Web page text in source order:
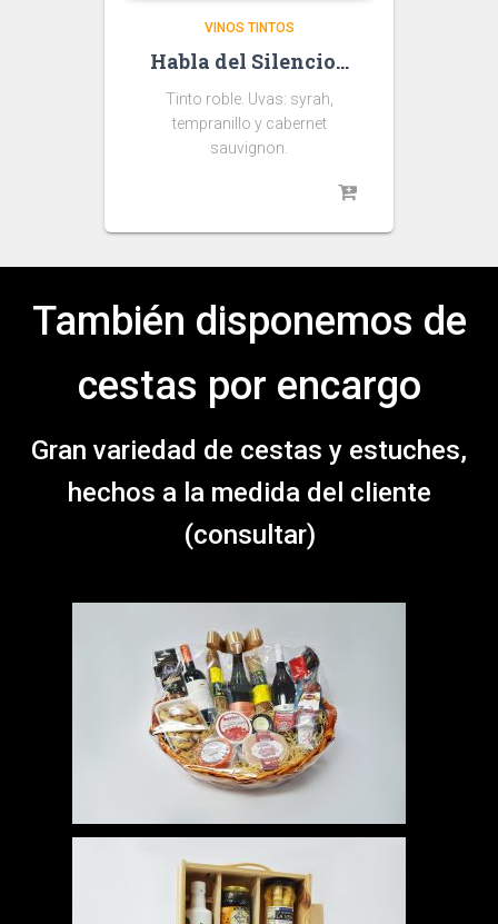
VINOS TINTOS
Habla del Silencio…
Tinto roble. Uvas: syrah,
tempranillo y cabernet
sauvignon.
También disponemos de
cestas por encargo
Gran variedad de cestas y estuches,
hechos a la medida del cliente
(consultar)